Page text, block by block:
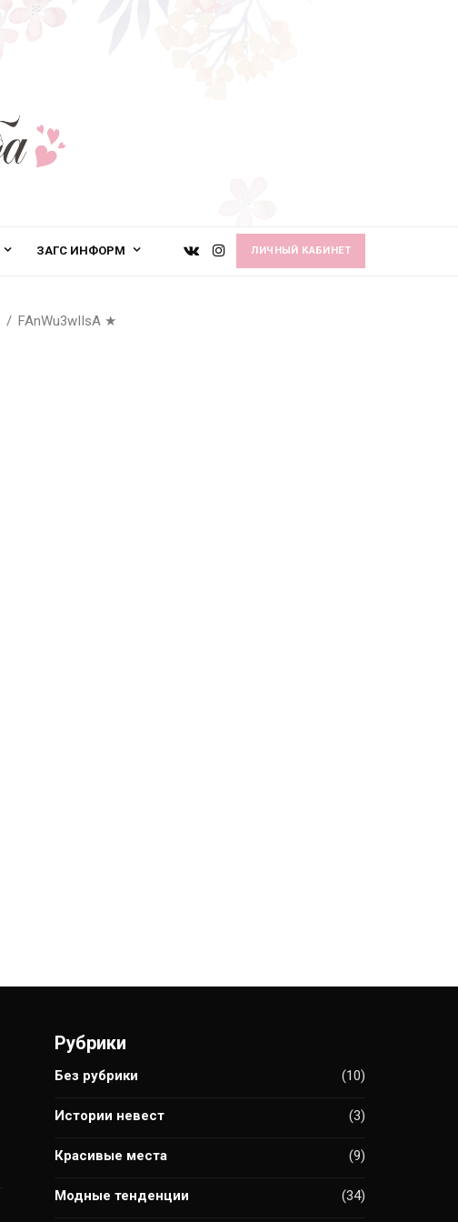
ЗАГС ИНФОРМ ЛИЧНЫЙ КАБИНЕТ
FAnWu3wIIsA ★
Рубрики
Без рубрики (10)
Истории невест (3)
Красивые места (9)
Модные тенденции (34)